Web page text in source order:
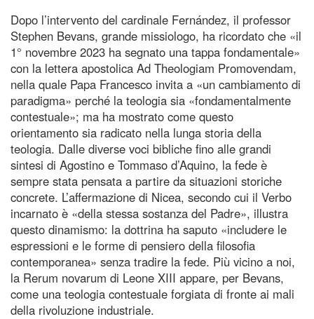
Dopo l’intervento del cardinale Fernández, il professor
Stephen Bevans, grande missiologo, ha ricordato che «il
1° novembre 2023 ha segnato una tappa fondamentale»
con la lettera apostolica Ad Theologiam Promovendam,
nella quale Papa Francesco invita a «un cambiamento di
paradigma» perché la teologia sia «fondamentalmente
contestuale»; ma ha mostrato come questo
orientamento sia radicato nella lunga storia della
teologia. Dalle diverse voci bibliche fino alle grandi
sintesi di Agostino e Tommaso d’Aquino, la fede è
sempre stata pensata a partire da situazioni storiche
concrete. L’affermazione di Nicea, secondo cui il Verbo
incarnato è «della stessa sostanza del Padre», illustra
questo dinamismo: la dottrina ha saputo «includere le
espressioni e le forme di pensiero della filosofia
contemporanea» senza tradire la fede. Più vicino a noi,
la Rerum novarum di Leone XIII appare, per Bevans,
come una teologia contestuale forgiata di fronte ai mali
della rivoluzione industriale.